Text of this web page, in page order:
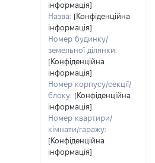
інформація]
Назва: [Конфіденційна
інформація]
Номер будинку/
земельної ділянки:
[Конфіденційна
інформація]
Номер корпусу/секції/
блоку: [Конфіденційна
інформація]
Номер квартири/
кімнати/гаражу:
[Конфіденційна
інформація]